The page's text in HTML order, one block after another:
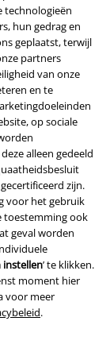
technologieën
hun gedrag en
geplaatst, terwijl
partners
van onze
en te
op sociale
alleen gedeeld
zijn.
voor het gebruik
toestemming ook
geval worden
instellen’ te klikken.
moment hier
voor meer
.
spreekt gamers
,Dark Soulsof
zorgen voor
naast je
gelicentieerde
Zo wordt elke
series en
Heb je zin in
van
epische
blik van
The Legend of
of voor de XP-zone